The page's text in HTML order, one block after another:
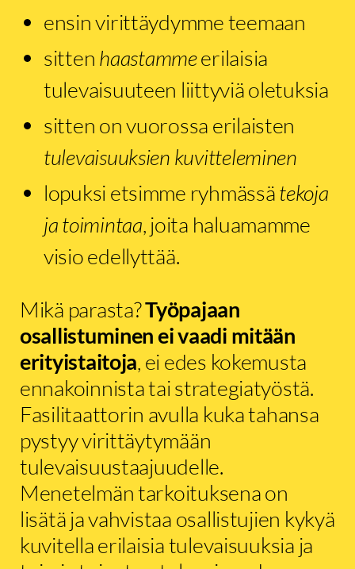
ensin virittäydymme teemaan
sitten haastammeerilaisia
tulevaisuuteen liittyviä oletuksia
sitten on vuorossa erilaisten
tulevaisuuksien kuvitteleminen
lopuksi etsimme ryhmässätekoja
ja toimintaa, joita haluamamme
visio edellyttää.
Mikä parasta?Työpajaan
osallistuminen ei vaadi mitään
erityistaitoja, ei edes kokemusta
ennakoinnista tai strategiatyöstä.
Fasilitaattorin avulla kuka tahansa
pystyy virittäytymään
tulevaisuustaajuudelle.
Menetelmän tarkoituksena on
lisätä ja vahvistaa osallistujien kykyä
kuvitella erilaisia tulevaisuuksia ja